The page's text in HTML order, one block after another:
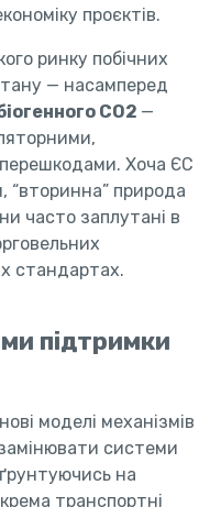
проєктів.
ринку побічних
— насамперед
CO2 —
Хоча ЄС
“вторинна” природа
часто заплутані в
стандартах.
підтримки
моделі механізмів
системи
на
транспортні